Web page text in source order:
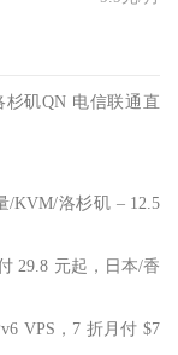
杉矶QN 电信联通直
/KVM/洛杉矶 – 12.5
29.8 元起，日本/香
VPS，7 折月付 $7